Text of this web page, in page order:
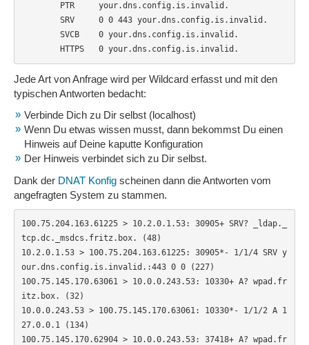
PTR     your.dns.config.is.invalid.
SRV     0 0 443 your.dns.config.is.invalid.
SVCB    0 your.dns.config.is.invalid.
HTTPS   0 your.dns.config.is.invalid.
Jede Art von Anfrage wird per Wildcard erfasst und mit den
typischen Antworten bedacht:
Verbinde Dich zu Dir selbst (localhost)
Wenn Du etwas wissen musst, dann bekommst Du einen
Hinweis auf Deine kaputte Konfiguration
Der Hinweis verbindet sich zu Dir selbst.
Dank der DNAT Konfig scheinen dann die Antworten vom
angefragten System zu stammen.
100.75.204.163.61225 > 10.2.0.1.53: 30905+ SRV? _ldap._
tcp.dc._msdcs.fritz.box. (48)
10.2.0.1.53 > 100.75.204.163.61225: 30905*- 1/1/4 SRV y
our.dns.config.is.invalid.:443 0 0 (227)
100.75.145.170.63061 > 10.0.0.243.53: 10330+ A? wpad.fr
itz.box. (32)
10.0.0.243.53 > 100.75.145.170.63061: 10330*- 1/1/2 A 1
27.0.0.1 (134)
100.75.145.170.62904 > 10.0.0.243.53: 37418+ A? wpad.fr